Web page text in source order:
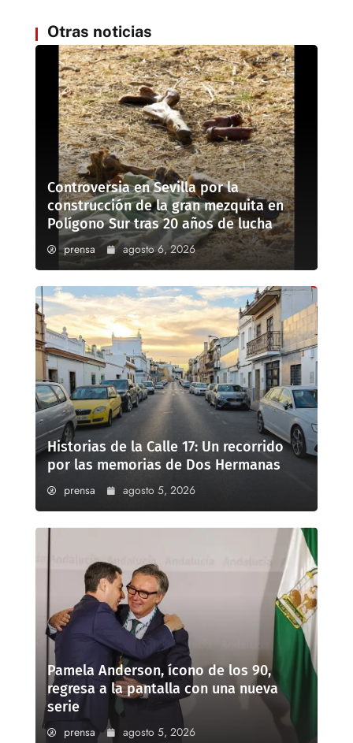
Otras noticias
Controversia en Sevilla por la
construcción de la gran mezquita en
Polígono Sur tras 20 años de lucha
prensa agosto 6, 2026
Historias de la Calle 17: Un recorrido
por las memorias de Dos Hermanas
prensa agosto 5, 2026
Pamela Anderson, ícono de los 90,
regresa a la pantalla con una nueva
serie
prensa agosto 5, 2026